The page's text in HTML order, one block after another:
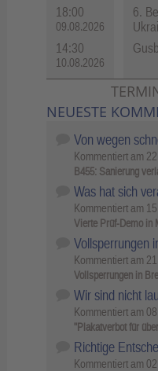
18:00
09.08.2026
6.
14:30
10.08.2026
NEUESTE
Von wegen
Kommentiert am
B455: Sanierung
Was hat sich
Kommentiert am
Vierte Prüf-Demo in
Vollsperrungen
Kommentiert am
Vollsperrungen in
Wir sind nicht
Kommentiert am
"Plakatverbot für
Richtige
Kommentiert am